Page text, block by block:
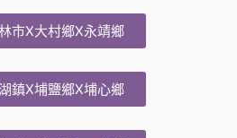
市X大村鄉X永靖鄉
鎮X埔鹽鄉X埔心鄉